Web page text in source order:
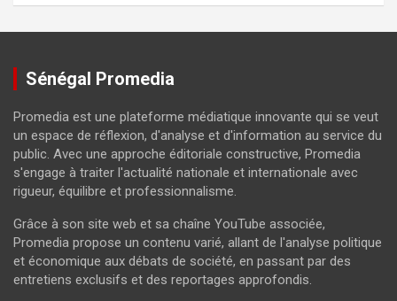
Sénégal Promedia
Promedia est une plateforme médiatique innovante qui se veut
un espace de réflexion, d'analyse et d'information au service du
public. Avec une approche éditoriale constructive, Promedia
s'engage à traiter l'actualité nationale et internationale avec
rigueur, équilibre et professionnalisme.
Grâce à son site web et sa chaîne YouTube associée,
Promedia propose un contenu varié, allant de l'analyse politique
et économique aux débats de société, en passant par des
entretiens exclusifs et des reportages approfondis.